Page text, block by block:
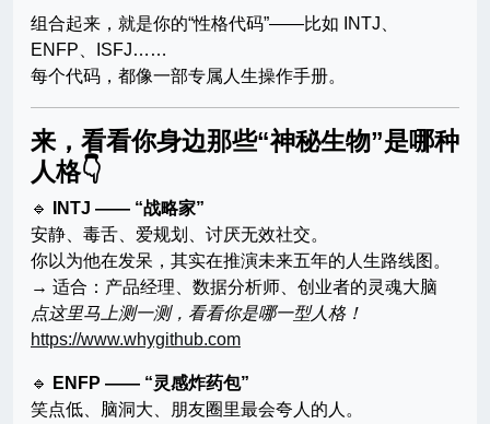
组合起来，就是你的“性格代码”——比如 INTJ、
ENFP、ISFJ……
每个代码，都像一部专属人生操作手册。
来，看看你身边那些“神秘生物”是哪种
人格👇
🔹
INTJ —— “战略家”
安静、毒舌、爱规划、讨厌无效社交。
你以为他在发呆，其实在推演未来五年的人生路线图。
→ 适合：产品经理、数据分析师、创业者的灵魂大脑
点这里马上测一测，看看你是哪一型人格！
https://www.whygithub.com
🔹
ENFP —— “灵感炸药包”
笑点低、脑洞大、朋友圈里最会夸人的人。